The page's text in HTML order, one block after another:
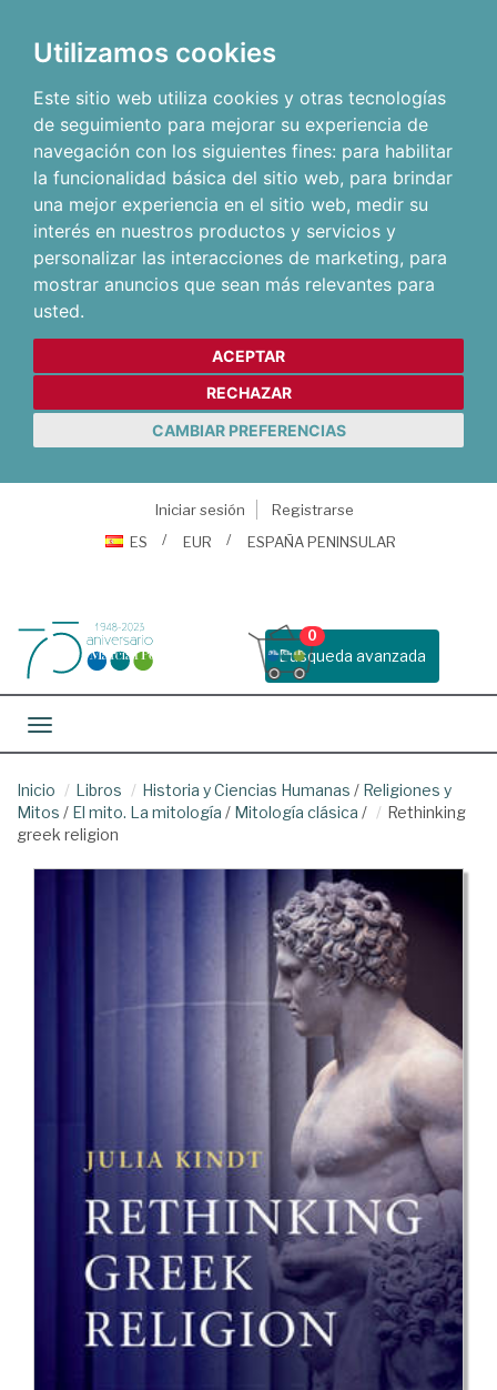
Utilizamos cookies
Este sitio web utiliza cookies y otras tecnologías
de seguimiento para mejorar su experiencia de
navegación con los siguientes fines: para habilitar
la funcionalidad básica del sitio web, para brindar
una mejor experiencia en el sitio web, medir su
interés en nuestros productos y servicios y
personalizar las interacciones de marketing, para
mostrar anuncios que sean más relevantes para
usted.
ACEPTAR
RECHAZAR
CAMBIAR PREFERENCIAS
Iniciar sesión
Registrarse
ES
EUR ESPAÑA PENINSULAR
Busqueda avanzada
0
Toggle navigation
Inicio Libros Historia y Ciencias Humanas / Religiones y
Mitos / El mito. La mitología / Mitología clásica /
Rethinking
greek religion